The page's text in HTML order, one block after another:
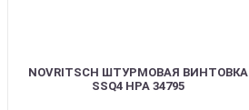
NOVRITSCH ШТУРМОВАЯ ВИНТОВКА
SSQ4 HPA 34795